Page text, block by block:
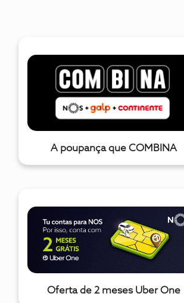
A poupança que COMBINA
Oferta de 2 meses Uber One